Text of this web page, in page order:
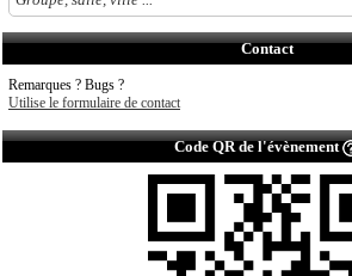
Contact
Remarques ? Bugs ?
Utilise le formulaire de contact
Code QR de l'évènement